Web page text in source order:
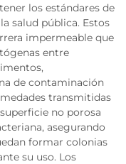
los estándares de
salud pública. Estos
impermeable que
entre
de contaminación
transmitidas
no porosa
asegurando
formar colonias
su uso. Los